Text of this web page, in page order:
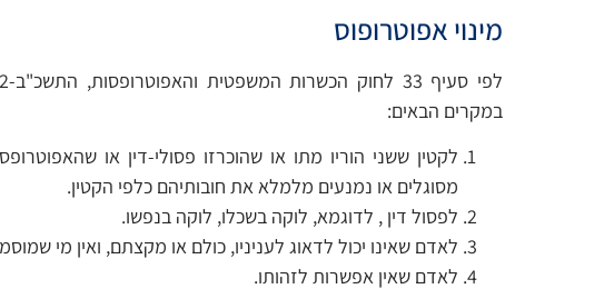
מינוי אפוטרופוס
במקרים הבאים:
לקטין ששני הוריו מתו או שהוכרזו פסולי-דין או
מסוגלים או נמנעים מלמלא את חובותיהם כלפי הקטין.
לפסול דין , לדוגמא, לוקה בשכלו, לוקה בנפשו.
לאדם שאינו יכול לדאוג לעניניו, כולם או מקצתם, ואין מי
לאדם שאין אפשרות לזהותו.